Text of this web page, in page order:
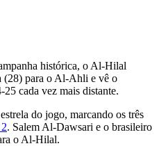
histórica, o Al-Hilal
(28) para o Al-Ahli e vê o
cada vez mais distante.
do jogo, marcando os três
. Salem Al-Dawsari e o brasileiro
o Al-Hilal.